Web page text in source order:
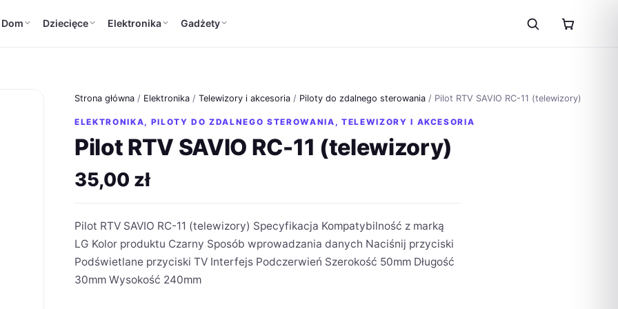
Dom Dziecięce Elektronika Gadżety
Strona główna / Elektronika / Telewizory i akcesoria / Piloty do zdalnego sterowania / Pilot RTV SAVIO RC-11 (telewizory)
ELEKTRONIKA, PILOTY DO ZDALNEGO STEROWANIA , TELEWIZORY I AKCESORIA
Pilot RTV SAVIO RC-11 (telewizory)
35,00 zł
Pilot RTV SAVIO RC-11 (telewizory) Specyfikacja Kompatybilność z marką
LG Kolor produktu Czarny Sposób wprowadzania danych Naciśnij przyciski
Podświetlane przyciski TV Interfejs Podczerwień Szerokość 50mm Długość
30mm Wysokość 240mm